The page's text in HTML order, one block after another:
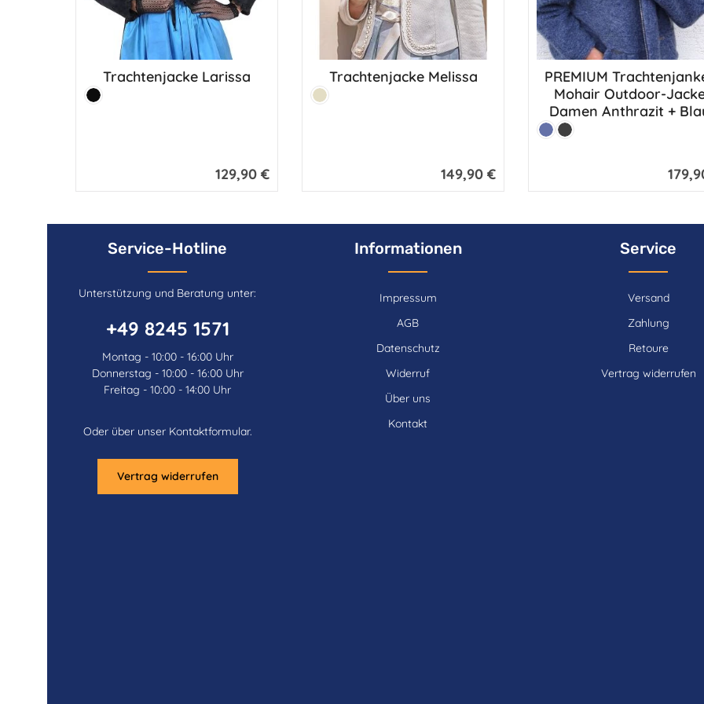
Trachtenjacke Larissa
Farbe:
Schwarz
Regulärer Preis:
129,90 €
Trachtenjacke Melissa
Farbe:
Beige
Regulärer Preis:
149,90 €
Produkt Anzahl:
PREMIUM
Mohair Outdoor-
Damen Anthrazit +
Farbe:
MittelblauAnthrazit
Service-Hotline
Unterstützung und Beratung unter:
+49 8245 1571
Montag - 10:00 - 16:00 Uhr
Donnerstag - 10:00 - 16:00 Uhr
Freitag - 10:00 - 14:00 Uhr
Oder über unser Kontaktformular.
Vertrag widerrufen
Informationen
Impressum
AGB
Datenschutz
Widerruf
Über uns
Kontakt
Service
Versand
Zahlung
Retoure
Vertrag widerrufen